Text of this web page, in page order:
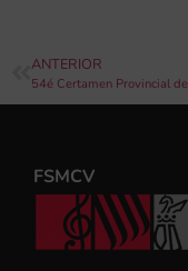
ANTERIOR
FSMCV